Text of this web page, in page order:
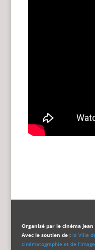
Organisé par le cinéma Jean
Avec le soutien de : la Ville
cinématographie et de